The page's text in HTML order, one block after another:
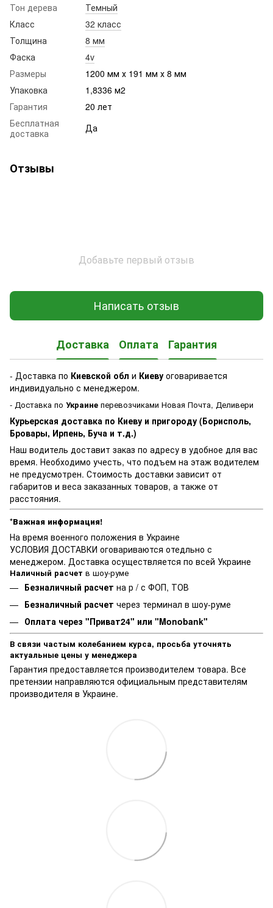
Тон дерева
Темный
Класс
32 класс
Толщина
8 мм
Фаска
4v
Размеры
1200 мм х 191 мм х 8 мм
Упаковка
1,8336 м2
Гарантия
20 лет
Бесплатная
доставка
Да
Отзывы
Добавьте первый отзыв
Написать отзыв
Доставка Оплата Гарантия
- Доставка по Киевской обл и Киеву оговаривается
индивидуально с менеджером.
- Доставка по Украине перевозчиками Новая Почта, Деливери
Курьерская доставка по Киеву и пригороду (Борисполь,
Бровары, Ирпень, Буча и т.д.)
Наш водитель доставит заказ по адресу в удобное для вас
время. Необходимо учесть, что подъем на этаж водителем
не предусмотрен. Стоимость доставки зависит от
габаритов и веса заказанных товаров, а также от
расстояния.
*Важная информация!
На время военного положения в Украине
УСЛОВИЯ ДОСТАВКИ оговариваются отедльно с
менеджером. Доставка осуществляется по всей Украине
Наличный расчет в шоу-руме
Безналичный расчет на р / с ФОП, ТОВ
Безналичный расчет через терминал в шоу-руме
Оплата через "Приват24" или "Monobank"
В связи частым колебанием курса, просьба уточнять
актуальные цены у менеджера
Гарантия предоставляется производителем товара. Все
претензии направляются официальным представителям
производителя в Украине.